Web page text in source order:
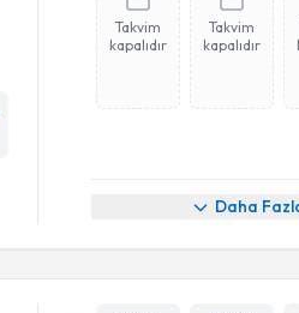
Takvim
kapalıdır
Takvim
kapalıdır
Daha